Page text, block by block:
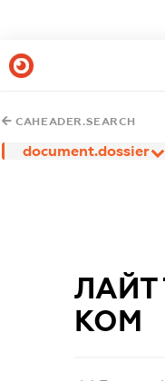
CAHEADER.SEARCH
document.dossier
ЛАЙТ
КОМ